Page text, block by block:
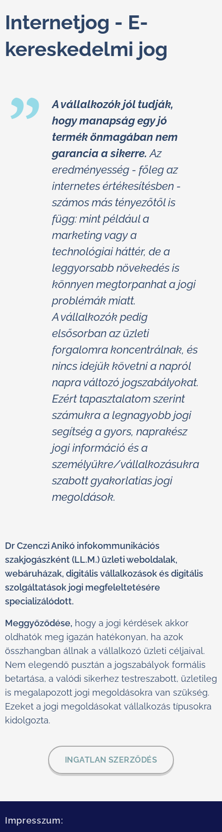
Internetjog - E-
kereskedelmi jog
A vállalkozók jól tudják,
hogy manapság egy jó
termék önmagában nem
garancia a sikerre.Az
eredményesség - főleg az
internetes értékesítésben -
számos más tényezőtől is
függ: mint például a
marketing vagy a
technológiai háttér, de a
leggyorsabb növekedés is
könnyen megtorpanhat a jogi
problémák miatt.
A vállalkozók pedig
elsősorban az üzleti
forgalomra koncentrálnak, és
nincs idejük követni a napról
napra változó jogszabályokat.
Ezért tapasztalatom szerint
számukra a legnagyobb jogi
segítség a gyors, naprakész
jogi információ és a
személyükre/vállalkozásukra
szabott gyakorlatias jogi
megoldások.
Dr Czenczi Anikó infokommunikációs
szakjogászként (LL.M.) üzleti weboldalak,
webáruházak, digitális vállalkozások és digitális
szolgáltatások jogi megfeleltetésére
specializálódott.
Meggyőződése, hogy a jogi kérdések akkor
oldhatók meg igazán hatékonyan, ha azok
összhangban állnak a vállalkozó üzleti céljaival.
Nem elegendő pusztán a jogszabályok formális
betartása, a valódi sikerhez testreszabott, üzletileg
is megalapozott jogi megoldásokra van szükség.
Ezeket a jogi megoldásokat vállalkozás típusokra
kidolgozta.
INGATLAN SZERZŐDÉS
Impresszum: